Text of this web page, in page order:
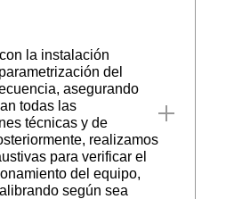
la instalación
del
asegurando
todas las
técnicas y de
realizamos
para verificar el
del equipo,
según sea